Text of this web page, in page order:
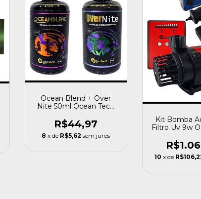
Ocean Blend + Over
Nite 50ml Ocean Tech
R$44,97
8 x de R$5,62 sem juros
Kit Bomba
Filtro Uv 9w
10 x de